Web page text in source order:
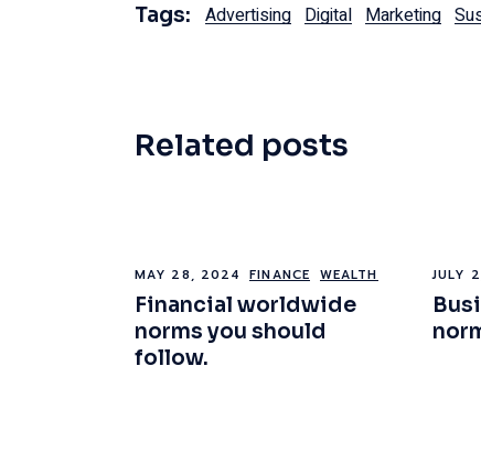
Tags: Advertising Digital Marketing
Related posts
MAY 28, 2024 FINANCE WEALTH
Financial worldwide
norms you should
follow.
JULY